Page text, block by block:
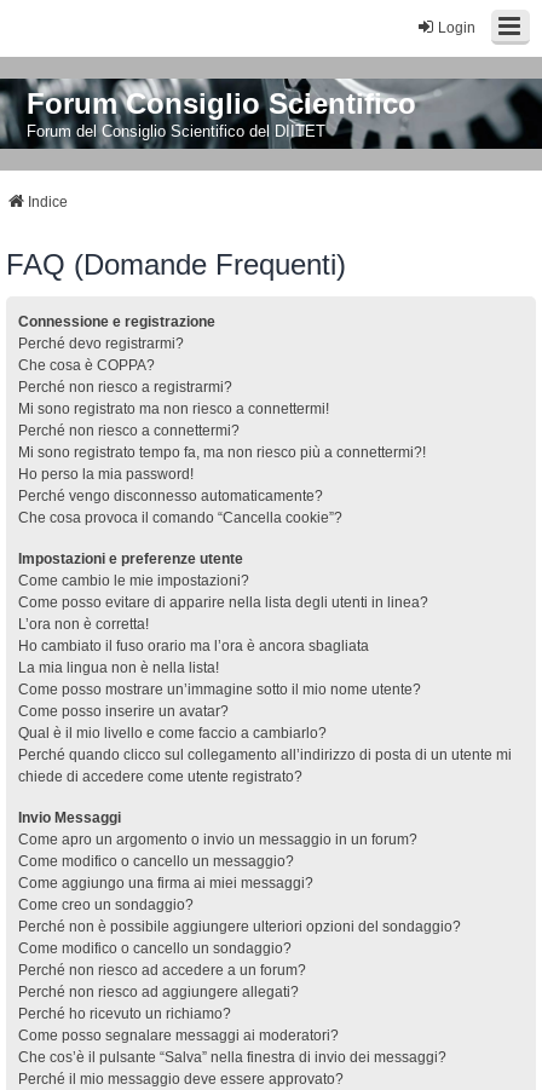
Login
Forum Consiglio Scientifico
Forum del Consiglio Scientifico del DIITET
Indice
FAQ (Domande Frequenti)
Connessione e registrazione
Perché devo registrarmi?
Che cosa è COPPA?
Perché non riesco a registrarmi?
Mi sono registrato ma non riesco a connettermi!
Perché non riesco a connettermi?
Mi sono registrato tempo fa, ma non riesco più a connettermi?!
Ho perso la mia password!
Perché vengo disconnesso automaticamente?
Che cosa provoca il comando “Cancella cookie”?
Impostazioni e preferenze utente
Come cambio le mie impostazioni?
Come posso evitare di apparire nella lista degli utenti in linea?
L’ora non è corretta!
Ho cambiato il fuso orario ma l’ora è ancora sbagliata
La mia lingua non è nella lista!
Come posso mostrare un’immagine sotto il mio nome utente?
Come posso inserire un avatar?
Qual è il mio livello e come faccio a cambiarlo?
Perché quando clicco sul collegamento all’indirizzo di posta di un utente mi
chiede di accedere come utente registrato?
Invio Messaggi
Come apro un argomento o invio un messaggio in un forum?
Come modifico o cancello un messaggio?
Come aggiungo una firma ai miei messaggi?
Come creo un sondaggio?
Perché non è possibile aggiungere ulteriori opzioni del sondaggio?
Come modifico o cancello un sondaggio?
Perché non riesco ad accedere a un forum?
Perché non riesco ad aggiungere allegati?
Perché ho ricevuto un richiamo?
Come posso segnalare messaggi ai moderatori?
Che cos’è il pulsante “Salva” nella finestra di invio dei messaggi?
Perché il mio messaggio deve essere approvato?